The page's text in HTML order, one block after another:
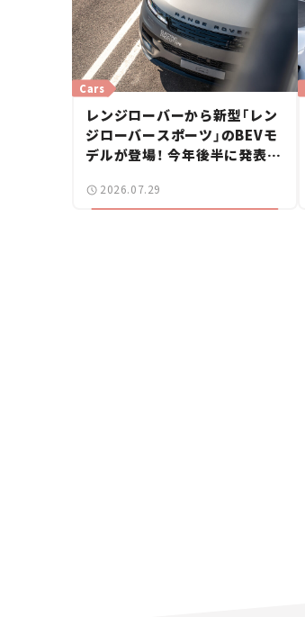
Cars
レンジローバーから新型「レン
ジローバースポーツ」のBEVモ
デルが登場！ 今年後半に発表へ
2026.07.29